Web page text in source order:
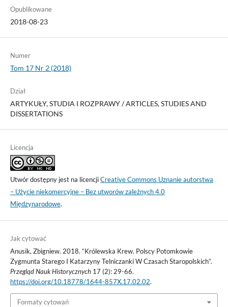
Opublikowane
2018-08-23
Numer
Tom 17 Nr 2 (2018)
Dział
ARTYKUŁY, STUDIA I ROZPRAWY / ARTICLES, STUDIES AND
DISSERTATIONS
Licencja
Utwór dostępny jest na licencjiCreative Commons Uznanie autorstwa
– Użycie niekomercyjne – Bez utworów zależnych 4.0
Międzynarodowe.
Jak cytować
Anusik, Zbigniew. 2018. “Królewska Krew. Polscy Potomkowie
Zygmunta Starego I Katarzyny Telniczanki W Czasach Staropolskich”.
Przegląd Nauk Historycznych17 (2): 29-66.
https://doi.org/10.18778/1644-857X.17.02.02.
Formaty cytowań